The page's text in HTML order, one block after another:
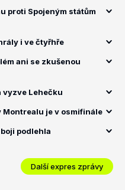
proti Spojeným státům
i ve čtyřhře
ani se zkušenou
vyzve Lehečku
Montrealu je v osmifinále
podlehla
Další expres zprávy